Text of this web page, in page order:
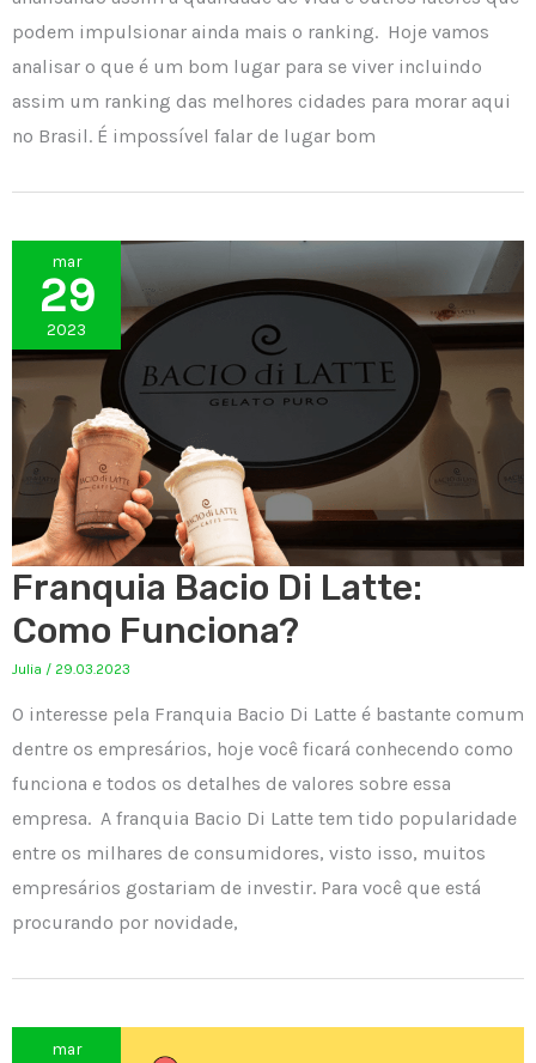
podem impulsionar ainda mais o ranking. Hoje vamos
analisar o que é um bom lugar para se viver incluindo
assim um ranking das melhores cidades para morar aqui
no Brasil. É impossível falar de lugar bom
mar
29
2023
Franquia Bacio Di Latte:
Como Funciona?
Julia / 29.03.2023
O interesse pela Franquia Bacio Di Latte é bastante comum
dentre os empresários, hoje você ficará conhecendo como
funciona e todos os detalhes de valores sobre essa
empresa. A franquia Bacio Di Latte tem tido popularidade
entre os milhares de consumidores, visto isso, muitos
empresários gostariam de investir. Para você que está
procurando por novidade,
mar